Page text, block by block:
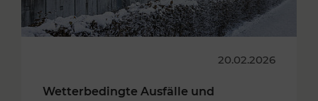
20.02.2026
Wetterbedingte Ausfälle und